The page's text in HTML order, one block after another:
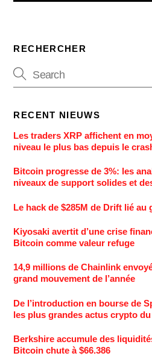
RECHERCHER
RECENT NIEUWS
Les traders XRP affichent en
niveau le plus bas depuis le
Bitcoin progresse de 3%: les
niveaux de support solides et
Le hack de $285M de Drift lié
Kiyosaki avertit d’une crise
Bitcoin comme valeur refuge
14,9 millions de Chainlink
grand mouvement de l’année
De l’introduction en bourse de
les plus grandes actus crypto
Berkshire accumule des
Bitcoin chute à $66.386